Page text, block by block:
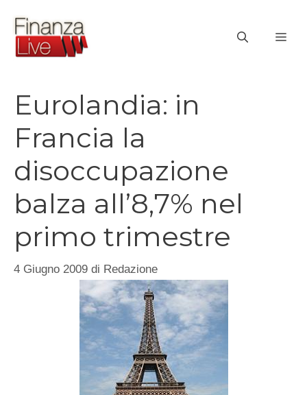
contenuto
Eurolandia: in
Francia la
disoccupazione
balza all’8,7% nel
primo trimestre
4 Giugno 2009 di Redazione